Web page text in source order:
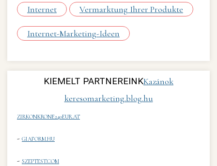
Internet Vermarktung Ihrer Produkte
Internet-Marketing-Ideen
KIEMELT PARTNEREINKKazánok
keresomarketing.blog.hu
ZIRKONKRONE240EUR.AT
- GIAFORM.HU
- SZEPTEST.COM